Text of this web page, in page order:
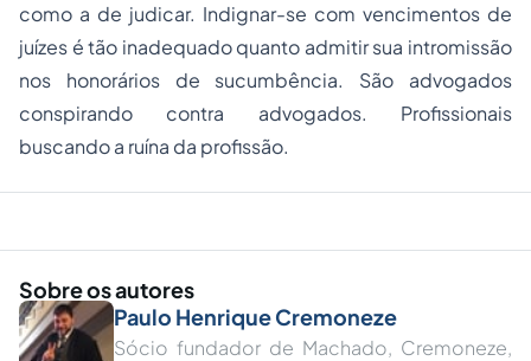
como a de judicar. Indignar-se com vencimentos de
juízes é tão inadequado quanto admitir sua intromissão
nos honorários de sucumbência. São advogados
conspirando contra advogados. Profissionais
buscando a ruína da profissão.
Sobre os autores
Paulo Henrique Cremoneze
Sócio fundador de Machado, Cremoneze,